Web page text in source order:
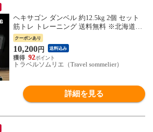
ヘキサゴン ダンベル 約12.5kg 2個 セット
筋トレ トレーニング 送料無料 ※北海道、
沖縄県、離島を除く 【ロジ発送】 トラベ
ルソムリエ w-tre5
クーポンあり
10,200円 送料込み
92
トラベルソムリエ（Travel sommelier）
詳細を見る